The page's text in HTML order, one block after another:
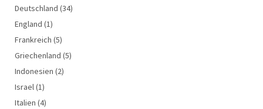
Deutschland (34)
England (1)
Frankreich (5)
Griechenland (5)
Indonesien (2)
Israel(1)
Italien (4)